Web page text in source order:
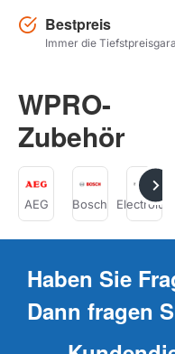
Bestpreis
Immer die
WPRO-
Zubehör
AEG Bosch Electrolux
Haben Sie
Dann fragen